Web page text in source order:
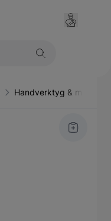
Handverktyg & maskiner